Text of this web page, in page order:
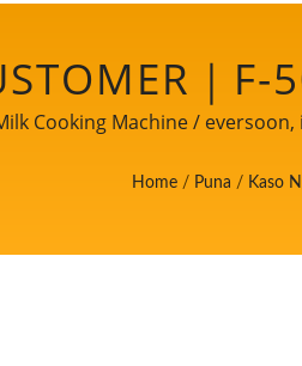
｜
NA
SA LOOB
LIH FOOD
Cooking Machine /
ng kaligtasan sa
mga pandaigdigang
Home / Puna / Kaso